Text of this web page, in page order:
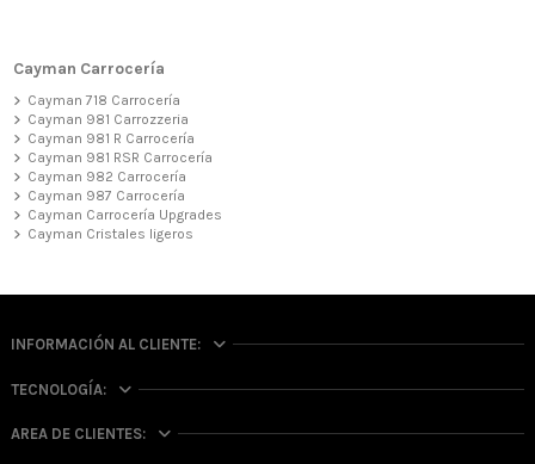
Cayman Carrocería
Cayman 718 Carrocería
Cayman 981 Carrozzeria
Cayman 981 R Carrocería
Cayman 981 RSR Carrocería
Cayman 982 Carrocería
Cayman 987 Carrocería
Cayman Carrocería Upgrades
Cayman Cristales ligeros
INFORMACIÓN AL CLIENTE:
TECNOLOGÍA:
AREA DE CLIENTES: